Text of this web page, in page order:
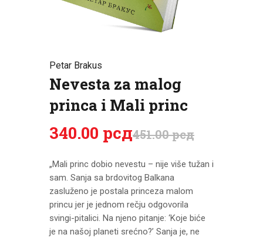
CENOVNIK
Petar Brakus
Nevesta za malog
princa i Mali princ
451.00рсд
340.00 рсд
„Mali princ dobio nevestu – nije više tužan i
sam. Sanja sa brdovitog Balkana
zasluženo je postala princeza malom
princu jer je jednom rečju odgovorila
svingi-pitalici. Na njeno pitanje: ‘Koje biće
je na našoj planeti srećno?’ Sanja je, ne